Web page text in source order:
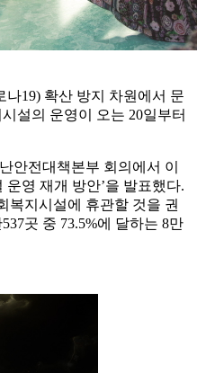
19) 확산 방지 차원에서 문
설의 운영이 오는 20일부터
안전대책본부 회의에서 이
운영 재개 방안’을 발표했다.
복지시설에 휴관할 것을 권
곳 중 73.5%에 달하는 8만